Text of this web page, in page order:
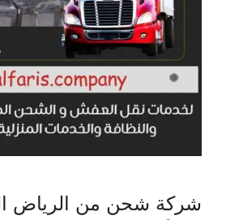
شركة شحن من الرياض